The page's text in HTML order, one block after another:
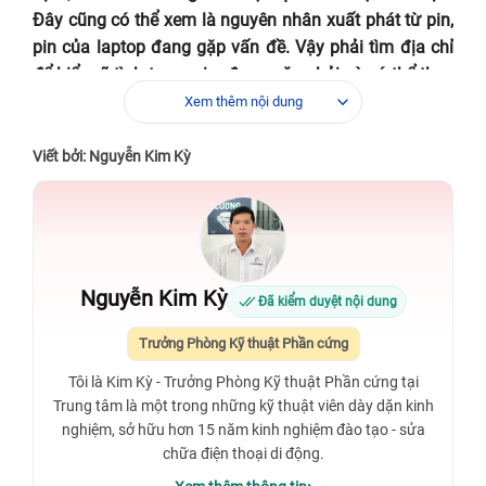
Đây cũng có thể xem là nguyên nhân xuất phát từ pin,
pin của laptop đang gặp vấn đề. Vậy phải tìm địa chỉ
để hiểu rõ tình trạng pin đang gặp phải và có thể thay
pin laptop Dell Vostro 5581 uy tín.
Nơi đâu có dịch vụ thay pin laptop Dell
Xem thêm nội dung
Viết bởi: Nguyễn Kim Kỳ
Nguyễn Kim Kỳ Đã kiểm duyệt nội dung
Trưởng Phòng Kỹ thuật Phần cứng
Tôi là Kim Kỳ - Trưởng Phòng Kỹ thuật Phần cứng tại
Trung tâm là một trong những kỹ thuật viên dày dặn kinh
nghiệm, sở hữu hơn 15 năm kinh nghiệm đào tạo - sửa
chữa điện thoại di động.